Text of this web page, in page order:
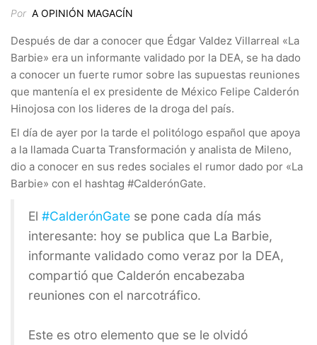
Por A OPINIÓN MAGACÍN
Después de dar a conocer que Édgar Valdez Villarreal «La
Barbie» era un informante validado por la DEA, se ha dado
a conocer un fuerte rumor sobre las supuestas reuniones
que mantenía el ex presidente de México Felipe Calderón
Hinojosa con los lideres de la droga del país.
El día de ayer por la tarde el politólogo español que apoya
a la llamada Cuarta Transformación y analista de Mileno,
dio a conocer en sus redes sociales el rumor dado por «La
Barbie» con el hashtag #CalderónGate.
El #CalderónGate se pone cada día más
interesante: hoy se publica que La Barbie,
informante validado como veraz por la DEA,
compartió que Calderón encabezaba
reuniones con el narcotráfico.
Este es otro elemento que se le olvidó